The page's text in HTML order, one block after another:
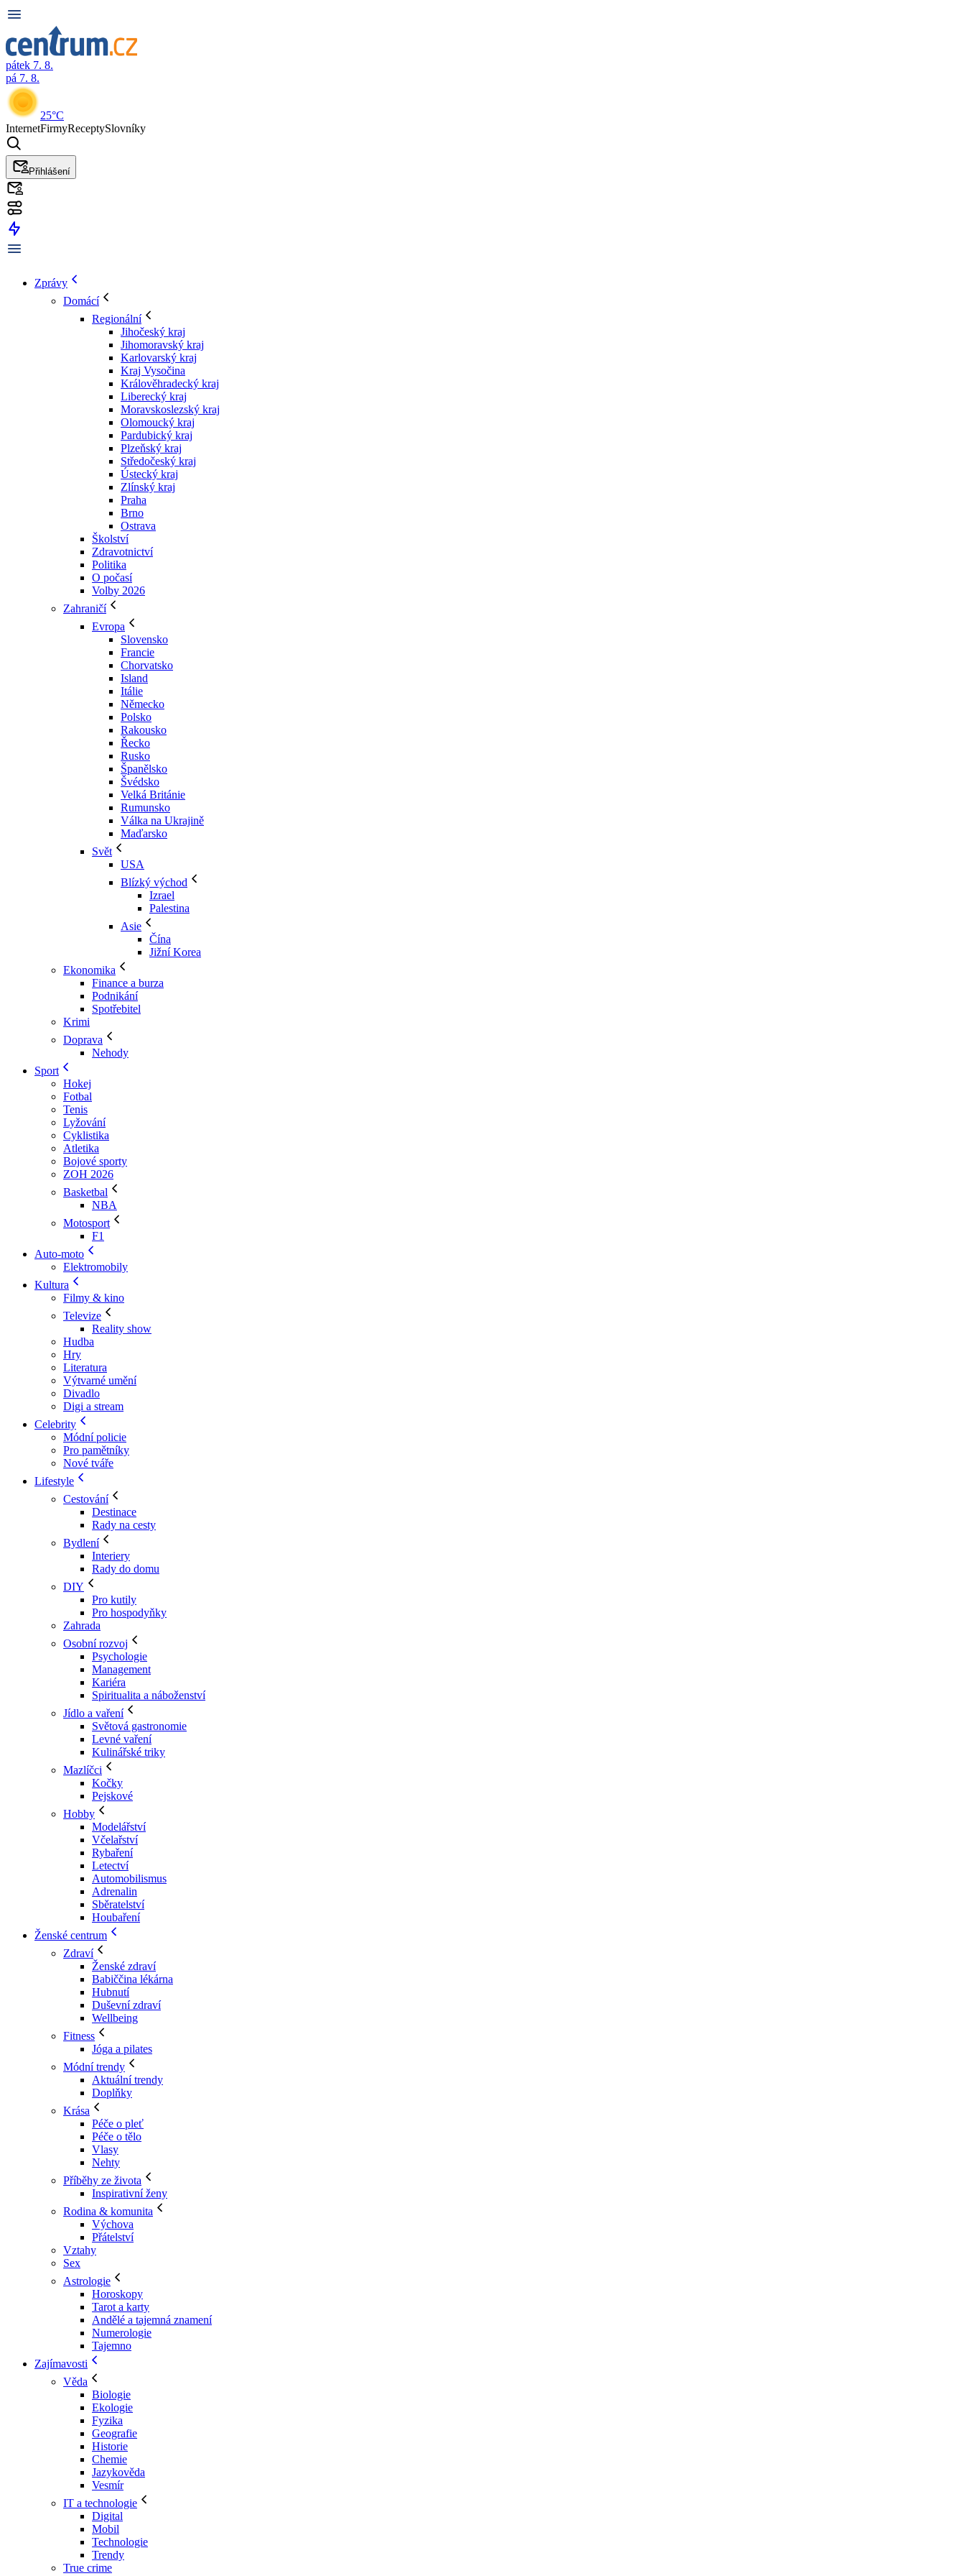
pátek 7. 8.
pá 7. 8.
25°C
InternetFirmyReceptySlovníky
Přihlášení
Zprávy
Domácí
Regionální
Jihočeský kraj
Jihomoravský kraj
Karlovarský kraj
Kraj Vysočina
Králověhradecký kraj
Liberecký kraj
Moravskoslezský kraj
Olomoucký kraj
Pardubický kraj
Plzeňský kraj
Středočeský kraj
Ústecký kraj
Zlínský kraj
Praha
Brno
Ostrava
Školství
Zdravotnictví
Politika
O počasí
Volby 2026
Zahraničí
Evropa
Slovensko
Francie
Chorvatsko
Island
Itálie
Německo
Polsko
Rakousko
Řecko
Rusko
Španělsko
Švédsko
Velká Británie
Rumunsko
Válka na Ukrajině
Maďarsko
Svět
USA
Blízký východ
Izrael
Palestina
Asie
Čína
Jižní Korea
Ekonomika
Finance a burza
Podnikání
Spotřebitel
Krimi
Doprava
Nehody
Sport
Hokej
Fotbal
Tenis
Lyžování
Cyklistika
Atletika
Bojové sporty
ZOH 2026
Basketbal
NBA
Motosport
F1
Auto-moto
Elektromobily
Kultura
Filmy & kino
Televize
Reality show
Hudba
Hry
Literatura
Výtvarné umění
Divadlo
Digi a stream
Celebrity
Módní policie
Pro pamětníky
Nové tváře
Lifestyle
Cestování
Destinace
Rady na cesty
Bydlení
Interiery
Rady do domu
DIY
Pro kutily
Pro hospodyňky
Zahrada
Osobní rozvoj
Psychologie
Management
Kariéra
Spiritualita a náboženství
Jídlo a vaření
Světová gastronomie
Levné vaření
Kulinářské triky
Mazlíčci
Kočky
Pejskové
Hobby
Modelářství
Včelařství
Rybaření
Letectví
Automobilismus
Adrenalin
Sběratelství
Houbaření
Ženské centrum
Zdraví
Ženské zdraví
Babiččina lékárna
Hubnutí
Duševní zdraví
Wellbeing
Fitness
Jóga a pilates
Módní trendy
Aktuální trendy
Doplňky
Krása
Péče o pleť
Péče o tělo
Vlasy
Nehty
Příběhy ze života
Inspirativní ženy
Rodina & komunita
Výchova
Přátelství
Vztahy
Sex
Astrologie
Horoskopy
Tarot a karty
Andělé a tajemná znamení
Numerologie
Tajemno
Zajímavosti
Věda
Biologie
Ekologie
Fyzika
Geografie
Historie
Chemie
Jazykověda
Vesmír
IT a technologie
Digital
Mobil
Technologie
Trendy
True crime